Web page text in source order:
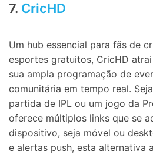
7. CricHD
Um hub essencial para fãs de
esportes gratuitos, CricHD
sua ampla programação de
comunitária em tempo real.
partida de IPL ou um jogo da
oferece múltiplos links que se
dispositivo, seja móvel ou
e alertas push, esta alternativa